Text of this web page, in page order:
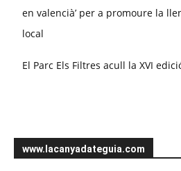
en valencià’ per a promoure la
local
El Parc Els Filtres acull la XVI
www.lacanyadateguia.com